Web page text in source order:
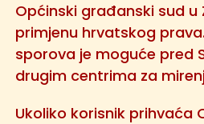
Općinski građanski sud u
primjenu hrvatskog
sporova je moguće pred
drugim centrima za
Ukoliko korisnik prihvaća